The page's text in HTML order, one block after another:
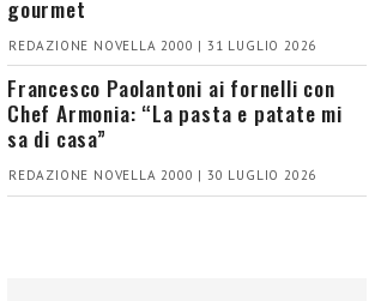
gourmet
REDAZIONE NOVELLA 2000 | 31 LUGLIO 2026
Francesco Paolantoni ai fornelli con
Chef Armonia: “La pasta e patate mi
sa di casa”
REDAZIONE NOVELLA 2000 | 30 LUGLIO 2026